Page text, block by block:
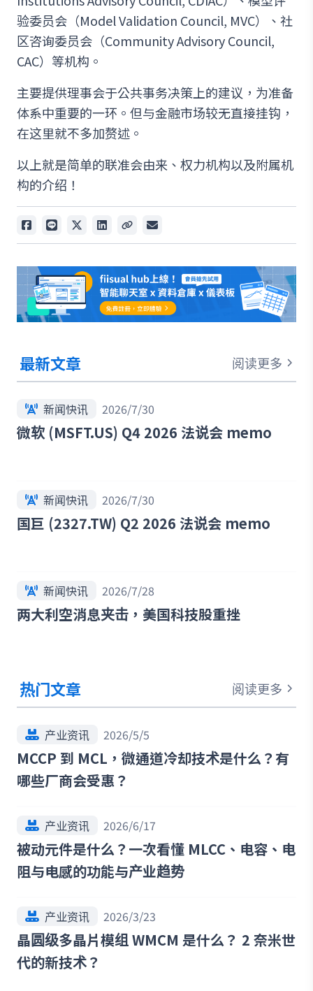
验委员会（Model Validation Council, MVC）、社
区咨询委员会（Community Advisory Council,
CAC）等机构。
主要提供理事会于公共事务决策上的建议，为准备
体系中重要的一环。但与金融市场较无直接挂钩，
在这里就不多加赘述。
以上就是简单的联准会由来、权力机构以及附属机
构的介绍！
最新文章 阅读更多
新闻快讯 2026/7/30
微软 (MSFT.US) Q4 2026 法说会 memo
新闻快讯 2026/7/30
国巨 (2327.TW) Q2 2026 法说会 memo
新闻快讯 2026/7/28
两大利空消息夹击，美国科技股重挫
热门文章 阅读更多
产业资讯 2026/5/5
MCCP 到 MCL，微通道冷却技术是什么？有
哪些厂商会受惠？
产业资讯 2026/6/17
被动元件是什么？一次看懂 MLCC、电容、电
阻与电感的功能与产业趋势
产业资讯 2026/3/23
晶圆级多晶片模组 WMCM 是什么？ 2 奈米世
代的新技术？